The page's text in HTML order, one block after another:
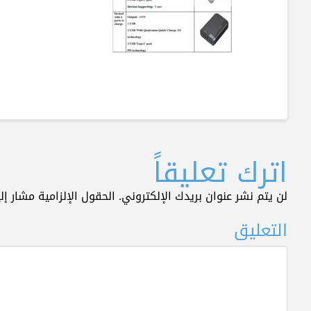
اترك تعليقاً
لن يتم نشر عنوان بريدك الإلكتروني. الحقول الإلزامية مشار
التعليق